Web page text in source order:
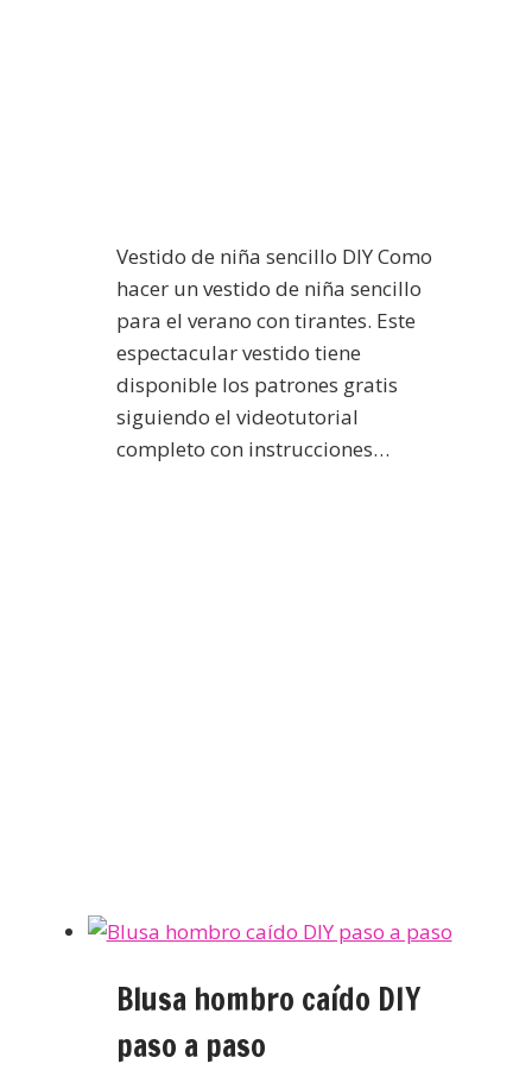
Vestido de niña sencillo DIY Como
hacer un vestido de niña sencillo
para el verano con tirantes. Este
espectacular vestido tiene
disponible los patrones gratis
siguiendo el videotutorial
completo con instrucciones…
Blusa hombro caído DIY
paso a paso